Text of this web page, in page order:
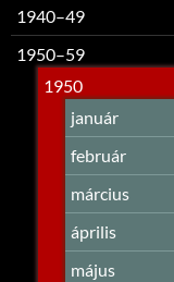
1940–49
1950–59
1950
január
február
március
április
május